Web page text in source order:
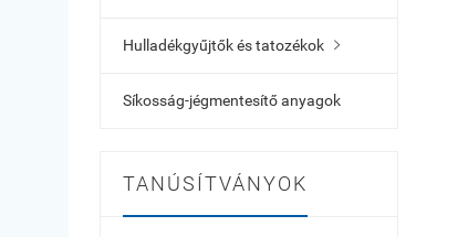
Hulladékgyűjtők és tatozékok 
Síkosság-jégmentesítő anyagok
TANÚSÍTVÁNYOK